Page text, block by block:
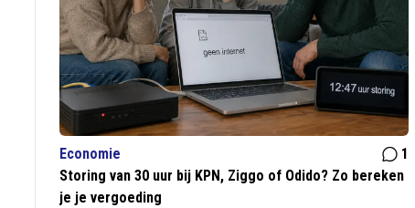
Economie
1
Storing van 30 uur bij KPN, Ziggo of Odido? Zo bereken
je je vergoeding